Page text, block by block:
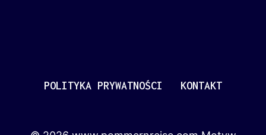
POLITYKA PRYWATNOŚCI KONTAKT